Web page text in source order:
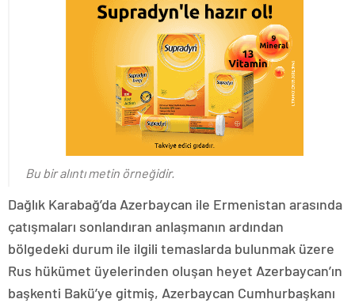
Bu bir alıntı metin örneğidir.
Dağlık Karabağ’da Azerbaycan ile Ermenistan arasında
çatışmaları sonlandıran anlaşmanın ardından
bölgedeki durum ile ilgili temaslarda bulunmak üzere
Rus hükümet üyelerinden oluşan heyet Azerbaycan’ın
başkenti Bakü’ye gitmiş, Azerbaycan Cumhurbaşkanı